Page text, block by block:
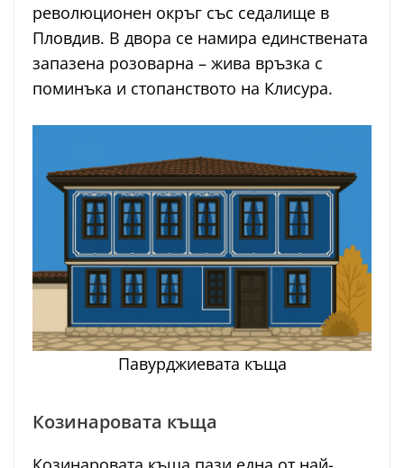
революционен окръг със седалище в
Пловдив. В двора се намира единствената
запазена розоварна – жива връзка с
поминъка и стопанството на Клисура.
Павурджиевата къща
Козинаровата къща